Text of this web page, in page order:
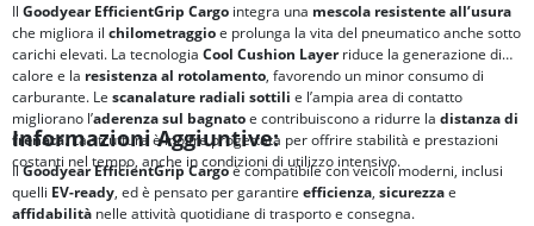
Il Goodyear EfficientGrip Cargo integra una mescola resistente all’usura
che migliora il chilometraggioe prolunga la vita del pneumatico anche sotto
carichi elevati. La tecnologia Cool Cushion Layerriduce la generazione di
calore e la resistenza al rotolamento, favorendo un minor consumo di
carburante. Le scanalature radiali sottili e l’ampia area di contatto
migliorano l’aderenza sul bagnatoe contribuiscono a ridurre la distanza di
frenata. La struttura è inoltre progettata per offrire stabilità e prestazioni
costanti nel tempo, anche in condizioni di utilizzo intensivo.
Informazioni Aggiuntive:
IlGoodyear EfficientGrip Cargoè compatibile con veicoli moderni, inclusi
quelli EV-ready, ed è pensato per garantire efficienza, sicurezzae
affidabilità nelle attività quotidiane di trasporto e consegna.